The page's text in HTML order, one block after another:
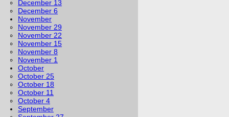
December 13
December 6
November
November 29
November 22
November 15
November 8
November 1
October
October 25
October 18
October 11
October 4
September